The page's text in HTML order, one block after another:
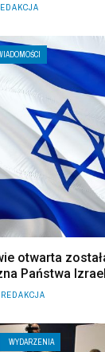
otwarta
Państwa
REDAKCJA
WYDARZENIA